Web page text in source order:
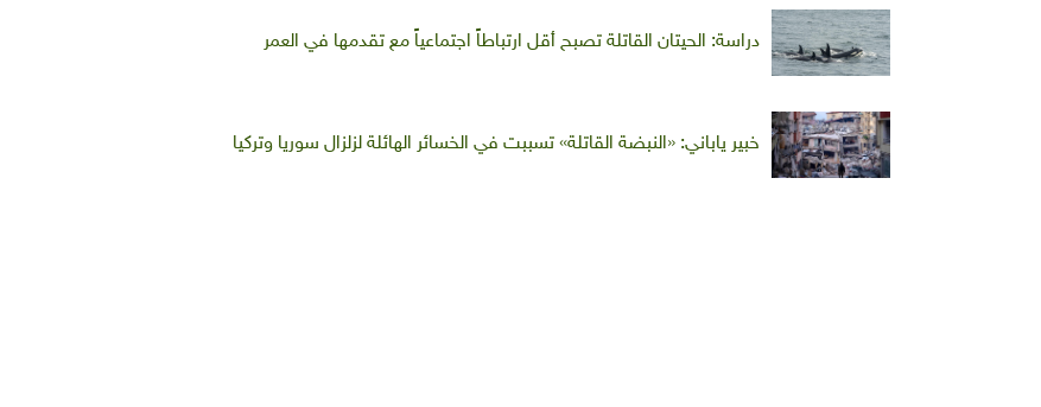
دراسة: الحيتان القاتلة تصبح أقل ارتباطاً اجتماعياً مع تقدمها في العمر
خبير ياباني: «النبضة القاتلة» تسببت في الخسائر الهائلة لزلزال سوريا وتركيا